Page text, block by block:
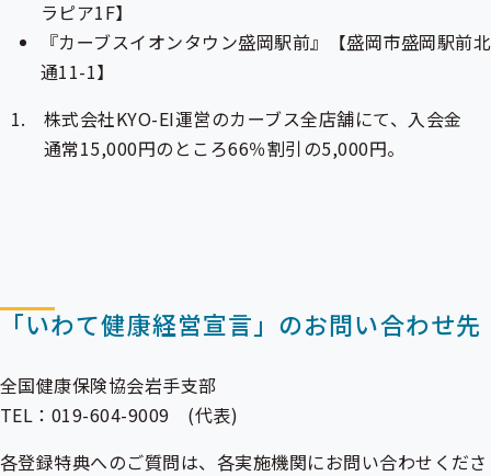
ラピア1F】
『カーブスイオンタウン盛岡駅前』【盛岡市盛岡駅前北
通11-1】
株式会社KYO-EI運営のカーブス全店舗にて、入会金
通常15,000円のところ66％割引の5,000円。
「いわて健康経営宣言」のお問い合わせ先
全国健康保険協会岩手支部
TEL：019-604-9009 (代表)
各登録特典へのご質問は、各実施機関にお問い合わせくださ